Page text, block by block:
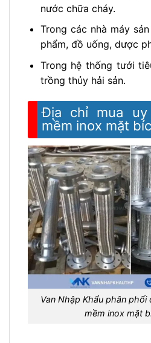
nước chữa cháy.
Trong các nhà máy
phẩm, đồ uống, dược
Trong hệ thống tưới
trồng thủy hải sản.
Địa chỉ mua
mềm inox mặt
Van Nhập Khẩu phân
mềm inox mặt